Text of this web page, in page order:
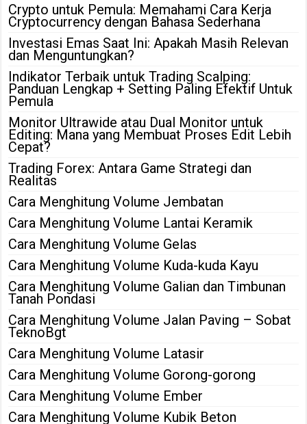
Crypto untuk Pemula: Memahami Cara Kerja
Cryptocurrency dengan Bahasa Sederhana
Investasi Emas Saat Ini: Apakah Masih Relevan
dan Menguntungkan?
Indikator Terbaik untuk Trading Scalping:
Panduan Lengkap + Setting Paling Efektif Untuk
Pemula
Monitor Ultrawide atau Dual Monitor untuk
Editing: Mana yang Membuat Proses Edit Lebih
Cepat?
Trading Forex: Antara Game Strategi dan
Realitas
Cara Menghitung Volume Jembatan
Cara Menghitung Volume Lantai Keramik
Cara Menghitung Volume Gelas
Cara Menghitung Volume Kuda-kuda Kayu
Cara Menghitung Volume Galian dan Timbunan
Tanah Pondasi
Cara Menghitung Volume Jalan Paving – Sobat
TeknoBgt
Cara Menghitung Volume Latasir
Cara Menghitung Volume Gorong-gorong
Cara Menghitung Volume Ember
Cara Menghitung Volume Kubik Beton